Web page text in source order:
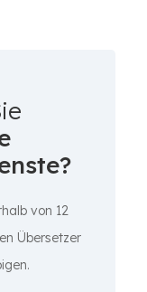
von 12
Übersetzer